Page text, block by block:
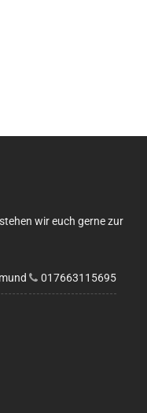
wir euch gerne zur
017663115695